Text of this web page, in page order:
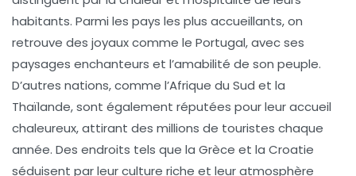
habitants. Parmi les pays les plus accueillants, on
retrouve des joyaux comme le Portugal, avec ses
paysages enchanteurs et l’amabilité de son peuple.
D’autres nations, comme l’Afrique du Sud et la
Thaïlande, sont également réputées pour leur accueil
chaleureux, attirant des millions de touristes chaque
année. Des endroits tels que la Grèce et la Croatie
séduisent par leur culture riche et leur atmosphère